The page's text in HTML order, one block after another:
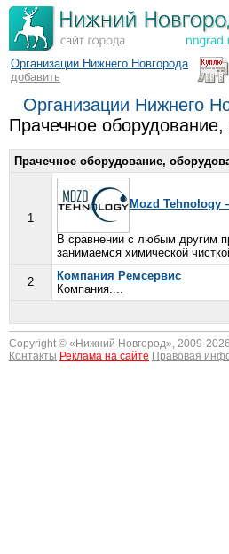
Организации Нижнего Новгорода
добавить
Организации Нижнего
Прачечное
Прачечное оборудование,
1
Mozd Tehnology
В сравнении с любым другим
занимаемся химической
2
Компания Ремсервис
Компания....
Copyright © « Нижний Новгород», 2009-2026
Контакты Реклама на сайте Правовая